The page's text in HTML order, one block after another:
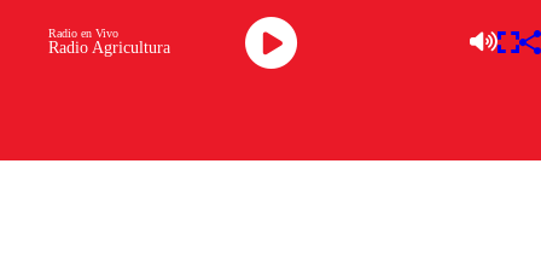
Radio Agricultura
Radio en Vivo
Descarga la APP